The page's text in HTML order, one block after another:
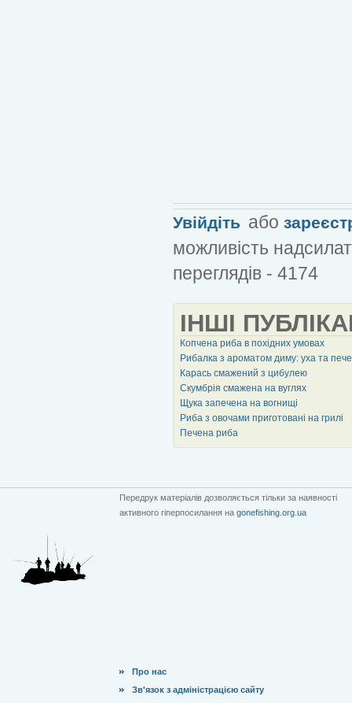
Увійдіть або
можливість
переглядів - 4174
ІНШІ
Копчена риба в похідних умовах
Рибалка з ароматом диму: уха та
Карась смажений з цибулею
Скумбрія смажена на вуглях
Щука запечена на вогнищі
Риба з овочами приготовані на грилі
Печена риба
Передрук матеріалів дозволяється тільки за наявності
активного гіперпосилання на gonefishing.org.ua
Про нас
Зв'язок з адміністрацією сайту